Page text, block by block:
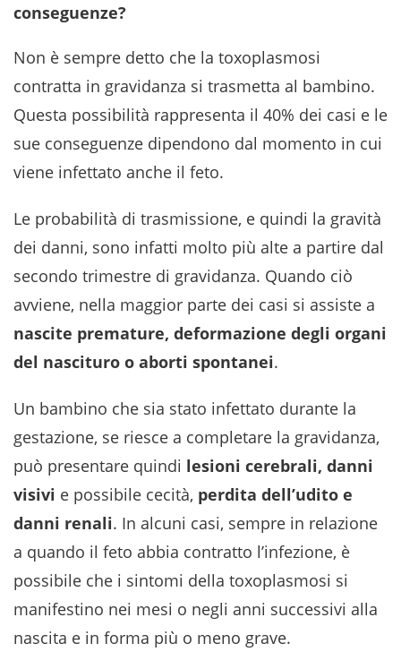
conseguenze?
Non è sempre detto che la toxoplasmosi
contratta in gravidanza si trasmetta al bambino.
Questa possibilità rappresenta il 40% dei casi e le
sue conseguenze dipendono dal momento in cui
viene infettato anche il feto.
Le probabilità di trasmissione, e quindi la gravità
dei danni, sono infatti molto più alte a partire dal
secondo trimestre di gravidanza. Quando ciò
avviene, nella maggior parte dei casi si assiste a
nascite premature, deformazione degli organi
del nascituro o aborti spontanei.
Un bambino che sia stato infettato durante la
gestazione, se riesce a completare la gravidanza,
può presentare quindi lesioni cerebrali, danni
visivi e possibile cecità, perdita dell’udito e
danni renali. In alcuni casi, sempre in relazione
a quando il feto abbia contratto l’infezione, è
possibile che i sintomi della toxoplasmosi si
manifestino nei mesi o negli anni successivi alla
nascita e in forma più o meno grave.